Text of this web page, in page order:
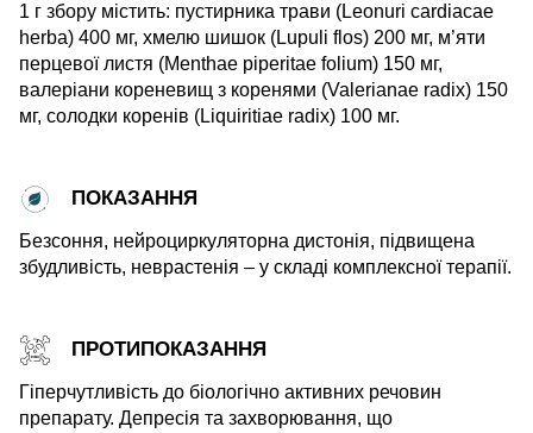
1 г збору містить: пустирника трави (Leonuri cardiacae
herba) 400 мг, хмелю шишок (Lupuli flos) 200 мг, м’яти
перцевої листя (Menthae piperitae folium) 150 мг,
валеріани кореневищ з коренями (Valerianae radix) 150
мг, солодки коренів (Liquiritiae radix) 100 мг.
ПОКАЗАННЯ
Безсоння, нейроциркуляторна дистонія, підвищена
збудливість, неврастенія – у складі комплексної терапії.
ПРОТИПОКАЗАННЯ
Гіперчутливість до біологічно активних речовин
препарату. Депресія та захворювання, що